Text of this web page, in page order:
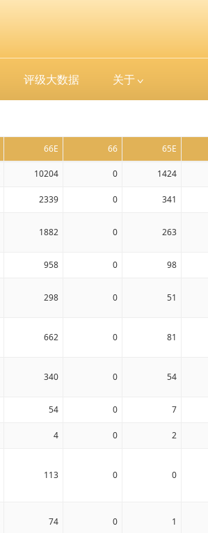
评级大数据 关于
66E 66 65E
10204 0 1424
2339 0 341
1882 0 263
958 0 98
298 0 51
662 0 81
340 0 54
54 0 7
4 0 2
113 0 0
74 0 1